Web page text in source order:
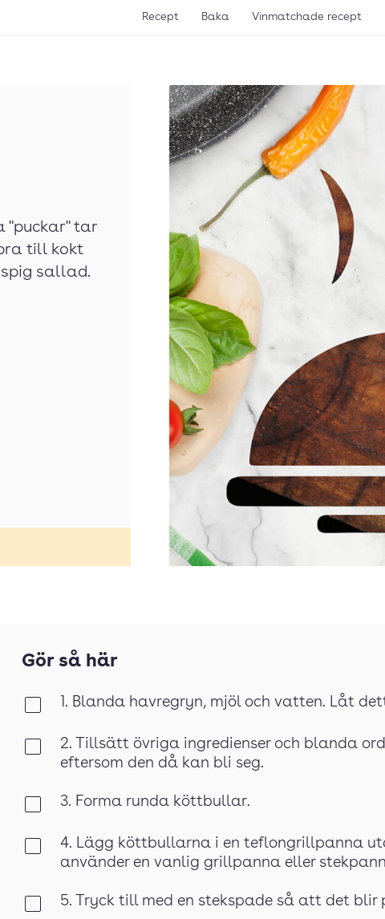
Recept Baka Vinmatchade recept
"puckar" tar
till kokt
sallad.
Gör så här
1. Blanda havregryn, mjöl och vatten. Låt
2. Tillsätt övriga ingredienser och blanda
eftersom den då kan bli seg.
3. Forma runda köttbullar.
4. Lägg köttbullarna i en teflongrillpanna
använder en vanlig grillpanna eller
5. Tryck till med en stekspade så att det